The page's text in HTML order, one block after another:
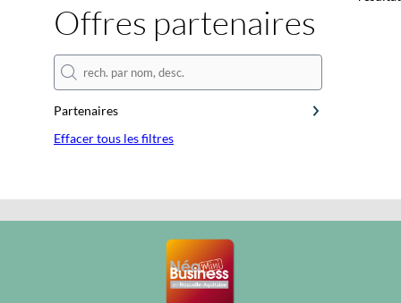
Offres partenaires
Partenaires
Effacer tous les filtres